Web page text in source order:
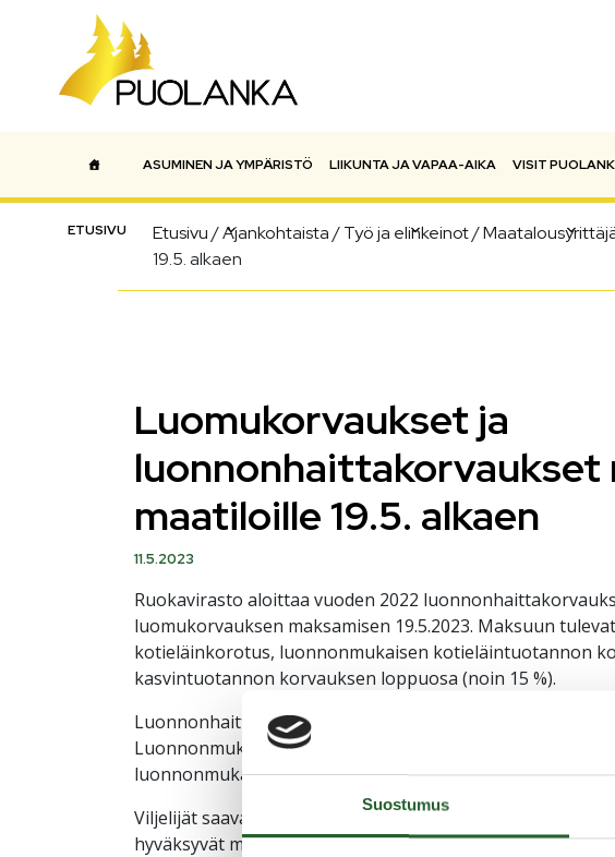
Suostumus
Päävalikko
ETUSIVU
ASUMINEN JA YMPÄRISTÖ LIIKUNTA JA VAPAA-AIKA VISIT
Etusivu/Ajankohtaista/Työ ja elinkeinot/
19.5. alkaen
Luomukorvaukset ja
luonnonhaittakorvaukset
maatiloille 19.5. alkaen
11.5.2023
Ruokavirasto aloittaa vuoden 2022
luomukorvauksen maksamisen 19.5.2023. Maksuun
kotieläinkorotus, luonnonmukaisen kotieläintuotannon
kasvintuotannon korvauksen loppuosa (noin 15 %).
Luonnonhaittakorvauksen kotieläinkorotusta maksetaan
Luonnonmukaisen tuotannon korvausta maksetaan
luonnonmukaisen kotieläinkorotuksen osuus on noin
Viljelijät saavat maksuja tileilleen 19.5. lähtien sitä mukaa,
hyväksyvät maksuaineistoja.